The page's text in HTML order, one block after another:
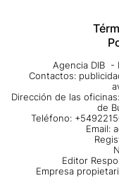
Agencia DIB -
Contactos:
Dirección de las
de
Teléfono:
Email:
Editor
Empresa